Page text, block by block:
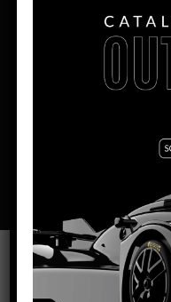
LUNGHEZZA:130mm
90mm
DISTANZA ASSE
PESO CORPO:11g